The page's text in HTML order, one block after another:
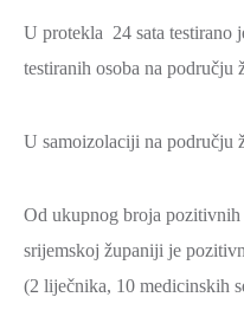
U protekla 24 sata testirano
testiranih osoba na području
U samoizolaciji na području
Od ukupnog broja
srijemskoj županiji je
(2 liječnika, 10 medicinskih